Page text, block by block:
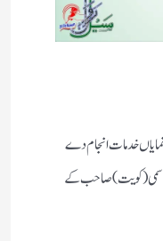
میں نمایاں خدمات انجام دے
(کویت) صاحب کے